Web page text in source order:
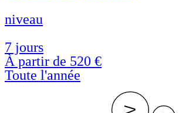
niveau
7 jours
À partir de 520 €
Toute l'année